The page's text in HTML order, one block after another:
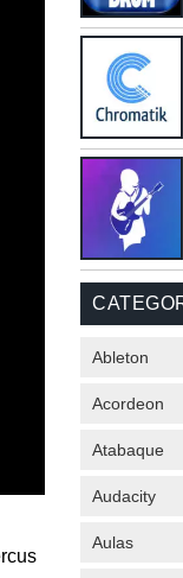
Ableton
Acordeon
Atabaque
Audacity
Aulas